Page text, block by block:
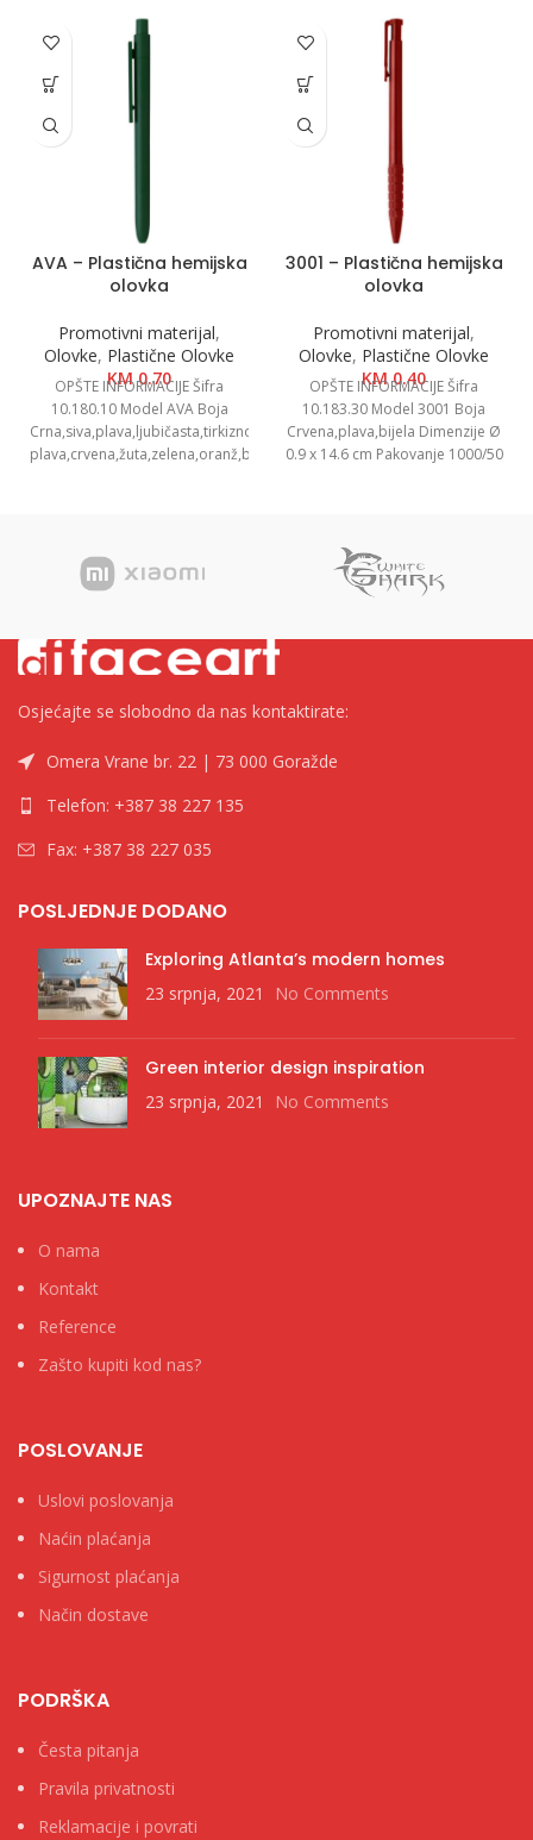
AVA – Plastična hemijska
olovka
Promotivni materijal,
Olovke, Plastične Olovke
KM0.70
OPŠTE INFORMACIJE Šifra
10.180.10 Model AVA Boja
Crna,siva,plava,ljubičasta,tirkizno
plava,crvena,žuta,zelena,oranž,bijela
3001 – Plastična hemijska
olovka
Promotivni materijal,
Olovke, Plastične Olovke
KM0.40
OPŠTE INFORMACIJE Šifra
10.183.30 Model 3001 Boja
Crvena,plava,bijela Dimenzije Ø
0.9 x 14.6 cm Pakovanje 1000/50
Osjećajte se slobodno da nas kontaktirate:
Omera Vrane br. 22 | 73 000 Goražde
Telefon: +387 38 227 135
Fax: +387 38 227 035
POSLJEDNJE DODANO
Exploring Atlanta’s modern homes
23 srpnja, 2021 No Comments
Green interior design inspiration
23 srpnja, 2021 No Comments
UPOZNAJTE NAS
O nama
Kontakt
Reference
Zašto kupiti kod nas?
POSLOVANJE
Uslovi poslovanja
Naćin plaćanja
Sigurnost plaćanja
Način dostave
PODRŠKA
Česta pitanja
Pravila privatnosti
Reklamacije i povrati